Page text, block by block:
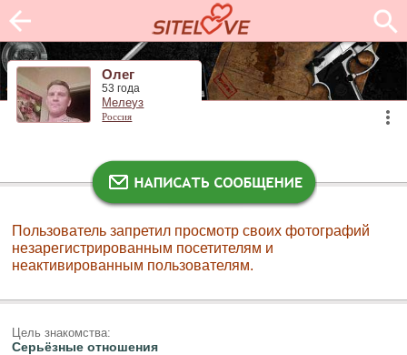
Олег
53 года
Мелеуз
Россия
Пользователь запретил просмотр своих фотографий
незарегистрированным посетителям и
неактивированным пользователям.
Цель знакомства:
Серьёзные отношения